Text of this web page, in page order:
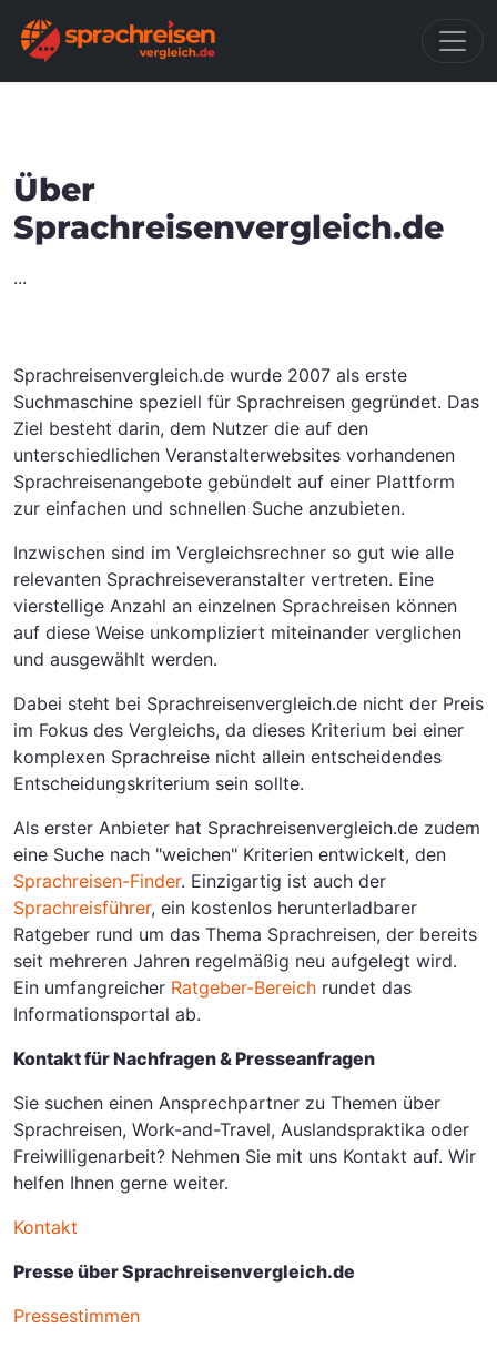
Über
Sprachreisenvergleich.de
...
Sprachreisenvergleich.de wurde 2007 als erste
Suchmaschine speziell für Sprachreisen gegründet. Das
Ziel besteht darin, dem Nutzer die auf den
unterschiedlichen Veranstalterwebsites vorhandenen
Sprachreisenangebote gebündelt auf einer Plattform
zur einfachen und schnellen Suche anzubieten.
Inzwischen sind im Vergleichsrechner so gut wie alle
relevanten Sprachreiseveranstalter vertreten. Eine
vierstellige Anzahl an einzelnen Sprachreisen können
auf diese Weise unkompliziert miteinander verglichen
und ausgewählt werden.
Dabei steht bei Sprachreisenvergleich.de nicht der Preis
im Fokus des Vergleichs, da dieses Kriterium bei einer
komplexen Sprachreise nicht allein entscheidendes
Entscheidungskriterium sein sollte.
Als erster Anbieter hat Sprachreisenvergleich.de zudem
eine Suche nach "weichen" Kriterien entwickelt, den
Sprachreisen-Finder. Einzigartig ist auch der
Sprachreisführer, ein kostenlos herunterladbarer
Ratgeber rund um das Thema Sprachreisen, der bereits
seit mehreren Jahren regelmäßig neu aufgelegt wird.
Ein umfangreicher Ratgeber-Bereich rundet das
Informationsportal ab.
Kontakt für Nachfragen & Presseanfragen
Sie suchen einen Ansprechpartner zu Themen über
Sprachreisen, Work-and-Travel, Auslandspraktika oder
Freiwilligenarbeit? Nehmen Sie mit uns Kontakt auf. Wir
helfen Ihnen gerne weiter.
Kontakt
Presse über Sprachreisenvergleich.de
Pressestimmen